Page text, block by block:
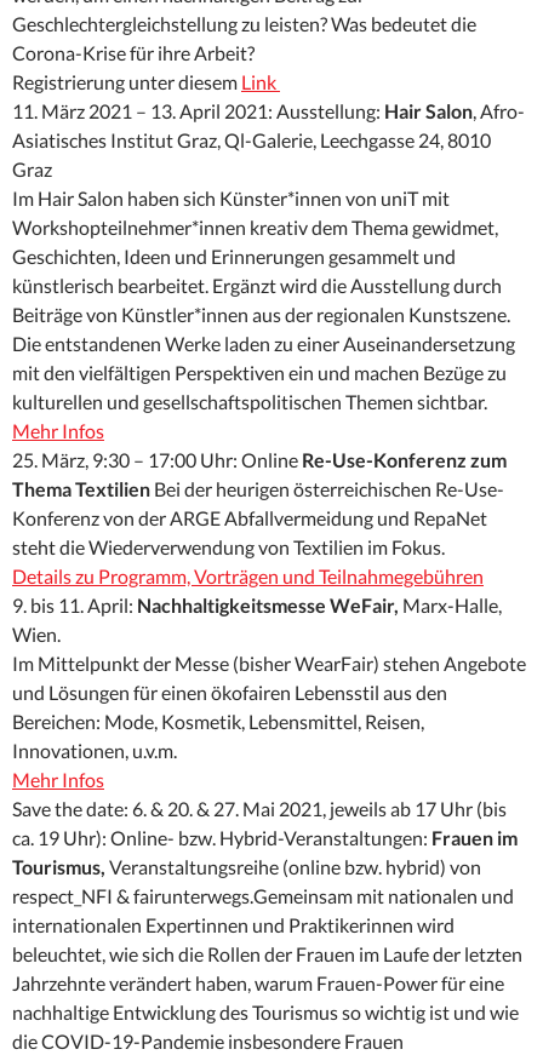
Geschlechtergleichstellung zu leisten? Was bedeutet die
Corona-Krise für ihre Arbeit?
Registrierung unter diesem Link
11. März 2021 – 13. April 2021: Ausstellung: Hair Salon, Afro-
Asiatisches Institut Graz, Ql-Galerie, Leechgasse 24, 8010
Graz
Im Hair Salon haben sich Künster*innen von uniT mit
Workshopteilnehmer*innen kreativ dem Thema gewidmet,
Geschichten, Ideen und Erinnerungen gesammelt und
künstlerisch bearbeitet. Ergänzt wird die Ausstellung durch
Beiträge von Künstler*innen aus der regionalen Kunstszene.
Die entstandenen Werke laden zu einer Auseinandersetzung
mit den vielfältigen Perspektiven ein und machen Bezüge zu
kulturellen und gesellschaftspolitischen Themen sichtbar.
Mehr Infos
25. März, 9:30 – 17:00 Uhr: Online Re-Use-Konferenz zum
Thema Textilien Bei der heurigen österreichischen Re-Use-
Konferenz von der ARGE Abfallvermeidung und RepaNet
steht die Wiederverwendung von Textilien im Fokus.
Details zu Programm, Vorträgen und Teilnahmegebühren
9. bis 11. April: Nachhaltigkeitsmesse WeFair, Marx-Halle,
Wien.
Im Mittelpunkt der Messe (bisher WearFair) stehen Angebote
und Lösungen für einen ökofairen Lebensstil aus den
Bereichen: Mode, Kosmetik, Lebensmittel, Reisen,
Innovationen, u.v.m.
Mehr Infos
Save the date: 6. & 20. & 27. Mai 2021, jeweils ab 17 Uhr (bis
ca. 19 Uhr): Online- bzw. Hybrid-Veranstaltungen: Frauen im
Tourismus, Veranstaltungsreihe (online bzw. hybrid) von
respect_NFI & fairunterwegs.Gemeinsam mit nationalen und
internationalen Expertinnen und Praktikerinnen wird
beleuchtet, wie sich die Rollen der Frauen im Laufe der letzten
Jahrzehnte verändert haben, warum Frauen-Power für eine
nachhaltige Entwicklung des Tourismus so wichtig ist und wie
die COVID-19-Pandemie insbesondere Frauen